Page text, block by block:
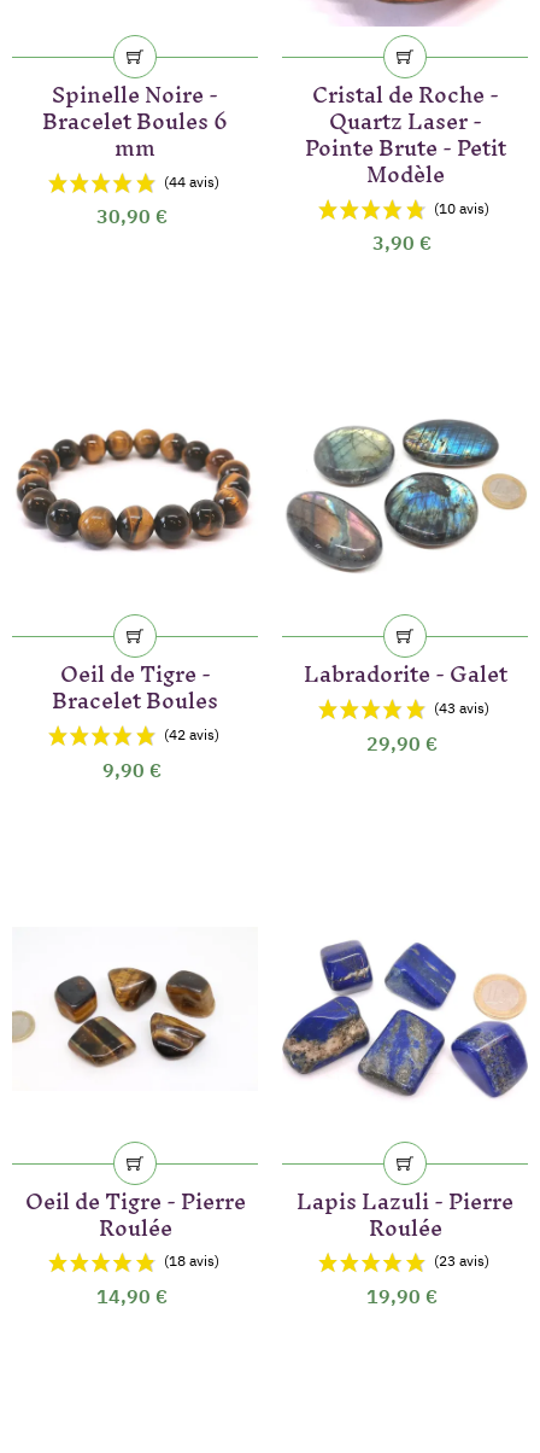
(25 avis)
Spinelle Noire -
Bracelet Boules 6
mm
30,90 €
Cristal de Roche -
Quartz Laser -
Pointe Brute - Petit
Modèle
3,90 €
Oeil de Tigre -
Bracelet Boules
9,90 €
Labradorite - Galet
29,90 €
Oeil de Tigre - Pierre
Roulée
14,90 €
Lapis Lazuli - Pierre
Roulée
19,90 €